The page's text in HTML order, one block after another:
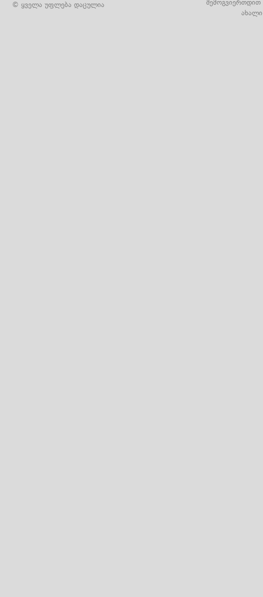
© ყველა უფლება დაცულია
შემოგვიერთდით
ახალი